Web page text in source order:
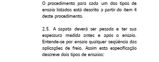
O procedimento para cada um dos tipos de
ensaio listados está descrito a partir do item 4
deste procedimento.
2.5. A sapata deverá ser pesada e ter sua
espessura medida antes e após o ensaio.
Entende-se por ensaio qualquer seqüência das
aplicações de freio. Assim esta especificação
descreve dois tipos de ensaios: